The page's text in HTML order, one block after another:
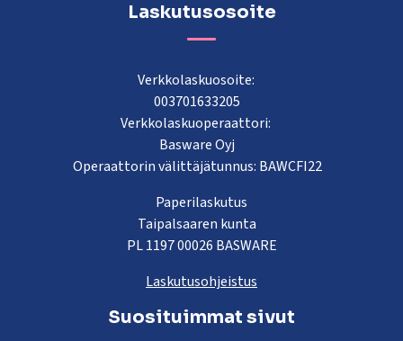
Laskutusosoite
Verkkolaskuosoite:
003701633205
Verkkolaskuoperaattori:
Basware Oyj
Operaattorin välittäjätunnus: BAWCFI22
Paperilaskutus
Taipalsaaren kunta
PL 1197 00026 BASWARE
Laskutusohjeistus
Suosituimmat sivut